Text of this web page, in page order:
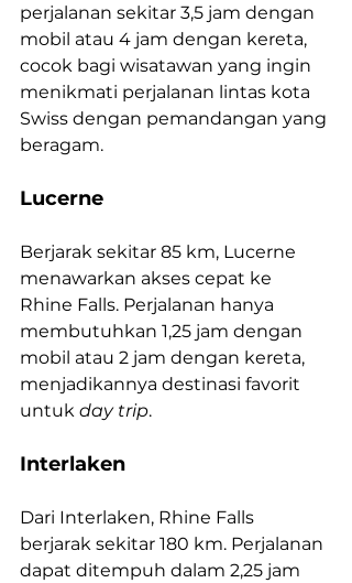
perjalanan sekitar 3,5 jam dengan
mobil atau 4 jam dengan kereta,
cocok bagi wisatawan yang ingin
menikmati perjalanan lintas kota
Swiss dengan pemandangan yang
beragam.
Lucerne
Berjarak sekitar 85 km, Lucerne
menawarkan akses cepat ke
Rhine Falls. Perjalanan hanya
membutuhkan 1,25 jam dengan
mobil atau 2 jam dengan kereta,
menjadikannya destinasi favorit
untuk day trip.
Interlaken
Dari Interlaken, Rhine Falls
berjarak sekitar 180 km. Perjalanan
dapat ditempuh dalam 2,25 jam